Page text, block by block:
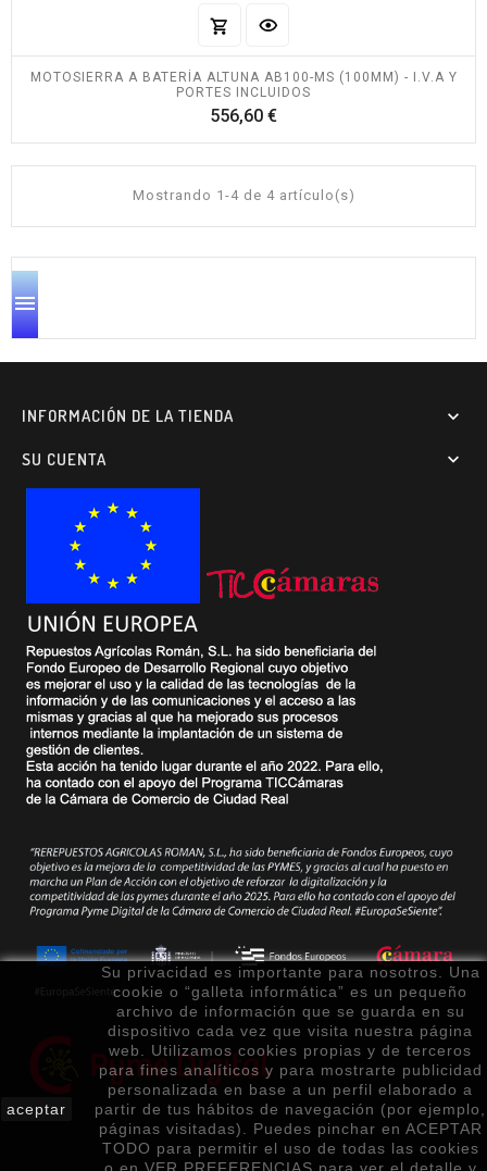
MOTOSIERRA A BATERÍA ALTUNA AB100-MS (100MM) - I.V.A Y
PORTES INCLUIDOS
556,60 €Precio
Mostrando 1-4 de 4 artículo(s)

INFORMACIÓN DE LA TIENDA 
SU CUENTA 
aceptar
Su privacidad es importante para nosotros. Una
cookie o “galleta informática” es un pequeño
archivo de información que se guarda en su
dispositivo cada vez que visita nuestra página
web. Utilizamos cookies propias y de terceros
para fines analíticos y para mostrarte publicidad
personalizada en base a un perfil elaborado a
partir de tus hábitos de navegación (por ejemplo,
páginas visitadas). Puedes pinchar en ACEPTAR
TODO para permitir el uso de todas las cookies